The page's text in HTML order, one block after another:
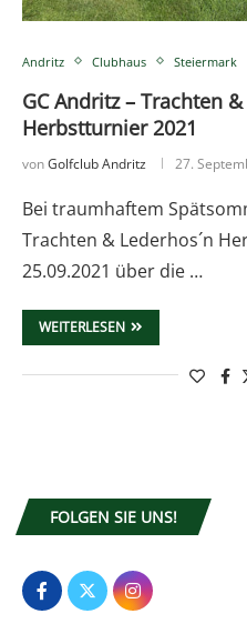
Andritz Clubhaus Steiermark
GC Andritz – Trachten
Herbstturnier 2021
vonGolfclub Andritz 27.
Bei traumhaftem
Trachten & Lederhos´n
25.09.2021 über die …
WEITERLESEN
FOLGEN SIE UNS!